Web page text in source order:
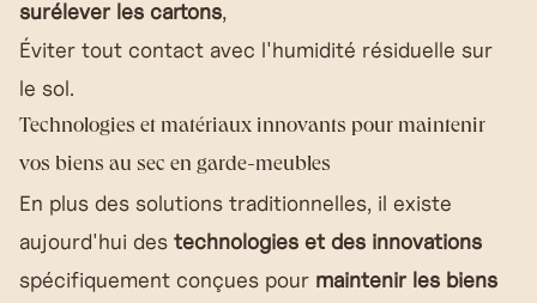
surélever les cartons,
Éviter tout contact avec l'humidité résiduelle sur
le sol.
Technologies et matériaux innovants pour maintenir
vos biens au sec en garde-meubles
En plus des solutions traditionnelles, il existe
aujourd'hui des technologies et des innovations
spécifiquement conçues pour maintenir les biens